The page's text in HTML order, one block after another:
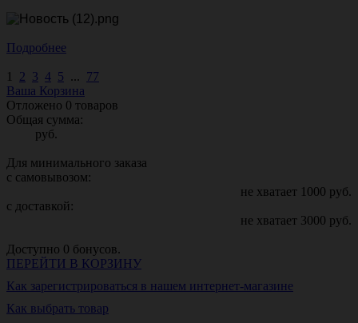
Подробнее
1 2 3 4 5 ... 77
Ваша Корзина
Отложено 0 товаров
Общая сумма:
руб.
Для минимального заказа
с самовывозом:
не хватает 1000 руб.
с доставкой:
не хватает 3000 руб.
Доступно 0 бонусов.
ПЕРЕЙТИ В КОРЗИНУ
Как зарегистрироваться в нашем интернет-магазине
Как выбрать товар